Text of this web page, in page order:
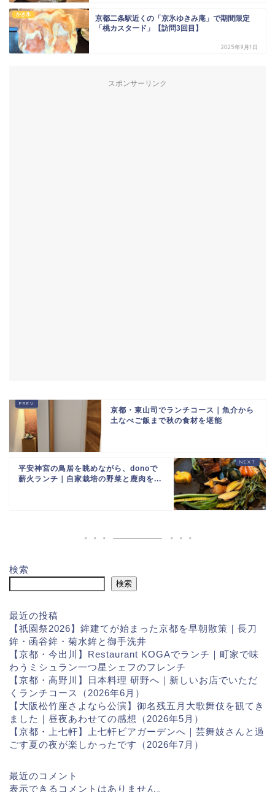
かき氷
京都二条駅近くの「京氷ゆきみ庵」で期間限定
「桃カスタード」【訪問3回目】
2025年9月1日
スポンサーリンク
京都・東山司でランチコース｜魚介から
土なべご飯まで秋の食材を堪能
平安神宮の鳥居を眺めながら、donoで
薪火ランチ｜自家栽培の野菜と鹿肉を...
検索
検索
最近の投稿
【祇園祭2026】鉾建てが始まった京都を早朝散策｜長刀
鉾・函谷鉾・菊水鉾と御手洗井
【京都・今出川】Restaurant KOGAでランチ｜町家で味
わうミシュラン一つ星シェフのフレンチ
【京都・高野川】日本料理 研野へ｜新しいお店でいただ
くランチコース（2026年6月）
【大阪松竹座さよなら公演】御名残五月大歌舞伎を観てき
ました｜昼夜あわせての感想（2026年5月）
【京都・上七軒】上七軒ビアガーデンへ｜芸舞妓さんと過
ごす夏の夜が楽しかったです（2026年7月）
最近のコメント
表示できるコメントはありません。